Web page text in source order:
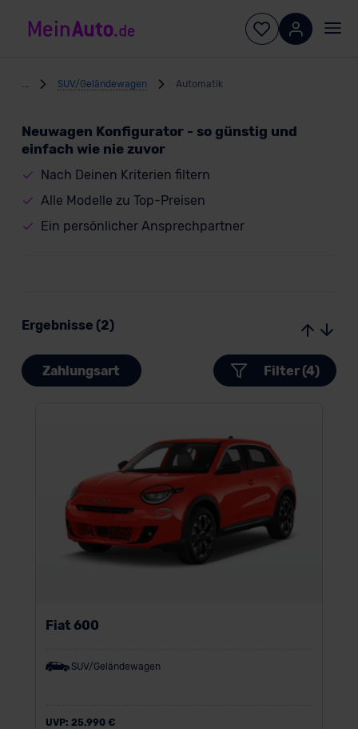
SUV/Geländewagen Automatik
Neuwagen Konfigurator - so günstig und
einfach wie nie zuvor
Nach Deinen Kriterien filtern
Alle Modelle zu Top-Preisen
Ein persönlicher Ansprechpartner
Ergebnisse (2)
Zahlungsart Filter (4)
Fiat 600
SUV/Geländewagen
UVP: 25.990 €